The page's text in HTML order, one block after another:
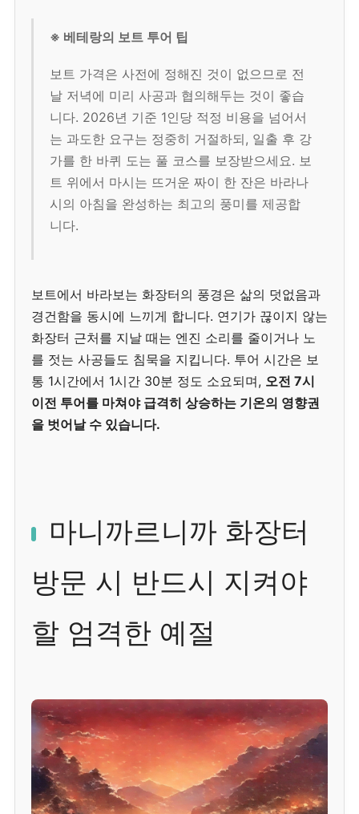
※ 베테랑의 보트 투어 팁
보트 가격은 사전에 정해진 것이 없으므로 전
날 저녁에 미리 사공과 협의해두는 것이 좋습
니다. 2026년 기준 1인당 적정 비용을 넘어서
는 과도한 요구는 정중히 거절하되, 일출 후 강
가를 한 바퀴 도는 풀 코스를 보장받으세요. 보
트 위에서 마시는 뜨거운 짜이 한 잔은 바라나
시의 아침을 완성하는 최고의 풍미를 제공합
니다.
보트에서 바라보는 화장터의 풍경은 삶의 덧없음과
경건함을 동시에 느끼게 합니다. 연기가 끊이지 않는
화장터 근처를 지날 때는 엔진 소리를 줄이거나 노
를 젓는 사공들도 침묵을 지킵니다. 투어 시간은 보
통 1시간에서 1시간 30분 정도 소요되며, 오전 7시
이전 투어를 마쳐야 급격히 상승하는 기온의 영향권
을 벗어날 수 있습니다.
마니까르니까 화장터
방문 시 반드시 지켜야
할 엄격한 예절